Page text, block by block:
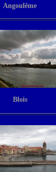
Angoulême
Blois